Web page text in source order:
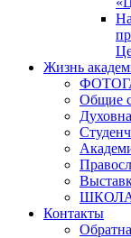
Жизнь
Общие
Контакты